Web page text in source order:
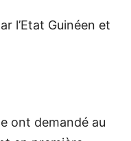
l’Etat Guinéen et
ont demandé au